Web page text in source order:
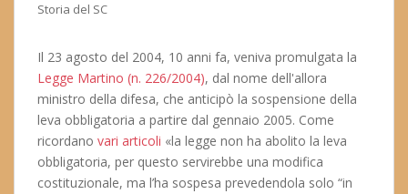
Storia del SC
Il 23 agosto del 2004, 10 anni fa, veniva promulgata la
Legge Martino (n. 226/2004), dal nome dell'allora
ministro della difesa, che anticipò la sospensione della
leva obbligatoria a partire dal gennaio 2005. Come
ricordano vari articoli «la legge non ha abolito la leva
obbligatoria, per questo servirebbe una modifica
costituzionale, ma l’ha sospesa prevedendola solo “in